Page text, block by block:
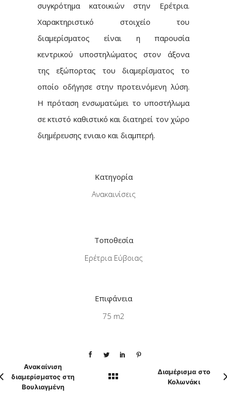
συγκρότημα κατοικιών στην Ερέτρια.
Χαρακτηριστικό στοιχείο του
διαμερίσματος είναι η παρουσία
κεντρικού υποστηλώματος στον άξονα
της εξώπορτας του διαμερίσματος το
οποίο οδήγησε στην προτεινόμενη λύση.
Η πρόταση ενσωματώμει το υποστήλωμα
σε κτιστό καθιστικό και διατηρεί τον χώρο
διημέρευσης ενιαιο και διαμπερή.
Κατηγορία
Ανακαινίσεις
Τοποθεσία
Ερέτρια Εύβοιας
Επιφάνεια
75 m2
Ανακαίνιση
διαμερίσματος στη
Βουλιαγμένη
Διαμέρισμα στο
Κολωνάκι